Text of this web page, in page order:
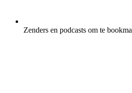
Zenders en podcasts om te